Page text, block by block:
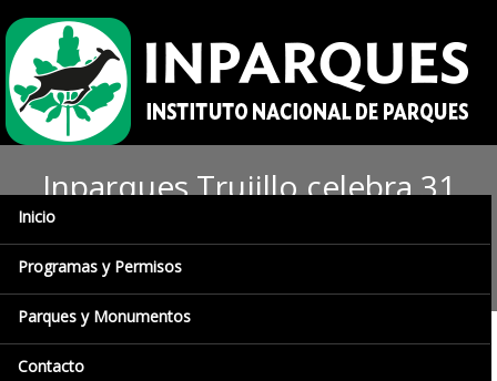
Inicio
Programas y Permisos
Parques y Monumentos
Contacto
Inparques Trujillo celebra 31
General Cruz Carrillo